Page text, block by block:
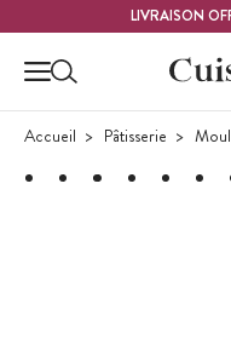
LIVRAISON
Accueil Pâtisserie